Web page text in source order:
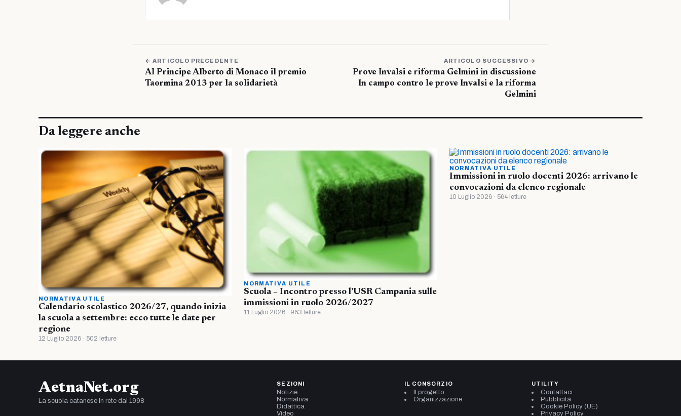
← ARTICOLO PRECEDENTE
Al Principe Alberto di Monaco il premio
Taormina 2013 per la solidarietà
ARTICOLO SUCCESSIVO →
Prove Invalsi e riforma Gelmini in discussione
In campo contro le prove Invalsi e la riforma
Gelmini
Da leggere anche
NORMATIVA UTILE
Calendario scolastico 2026/27, quando inizia
la scuola a settembre: ecco tutte le date per
regione
12 Luglio 2026 · 502 letture
NORMATIVA UTILE
Scuola – Incontro presso l’USR Campania sulle
immissioni in ruolo 2026/2027
11 Luglio 2026 · 963 letture
NORMATIVA UTILE
Immissioni in ruolo docenti 2026: arrivano le
convocazioni da elenco regionale
10 Luglio 2026 · 564 letture
AetnaNet.org
La scuola catanese in rete dal 1998
SEZIONI
Notizie
Normativa
Didattica
Video
IL CONSORZIO
Il progetto
Organizzazione
UTILITY
Contattaci
Pubblicità
Cookie Policy (UE)
Privacy Policy